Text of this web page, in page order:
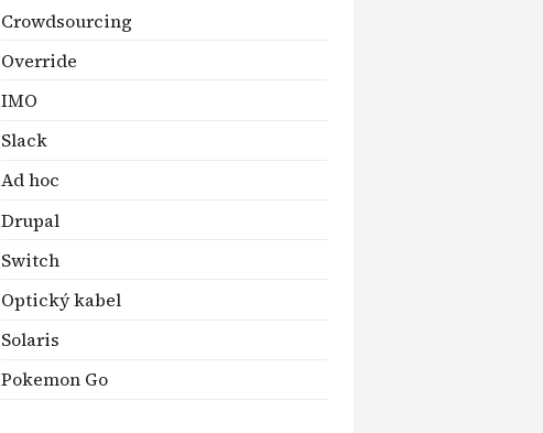
Crowdsourcing
Override
IMO
Slack
Ad hoc
Drupal
Switch
Optický kabel
Solaris
Pokemon Go